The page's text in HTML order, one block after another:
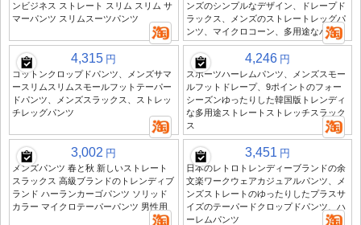
ンビジネス ストレート スリム スリム サ
マーパンツ スリムスーツパンツ
ンズのシンプルなデザイン、ドレープド
ラックス、メンズのストレートレッグパ
ンツ、マイクロコーン、多用途なパンツ
4,315 円
コットンクロップドパンツ、メンズサマ
ースリムスリムスモールフットテーパー
ドパンツ、メンズスラックス、ストレッ
チレッグパンツ
4,246 円
スポーツハーレムパンツ、メンズスモー
ルフットドレープ、9ポイントのフォー
シーズンゆったりした韓国版トレンディ
な多用途ストレートストレッチスラック
ス
3,002 円
メンズパンツ 春と秋 新しいストレート
スラックス 高級ブランドのトレンディブ
ランド ハーランカーゴパンツ ソリッド
カラー マイクロテーパーパンツ 男性用
3,451 円
日本のレトロトレンディーブランドの余
文楽ワークウェアカジュアルパンツ、メ
ンズストレートのゆったりしたプラスサ
イズのテーパードクロップドパンツ、ハ
ーレムパンツ